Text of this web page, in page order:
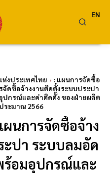
EN
งประเทศไทย
: แผนการจัดซื้อ
ดซื้อจ้างงานติดตั้งระบบประปา
ปกรณ์และค่าติดตั้ง ของฝ่ายผลิต
ระมาณ 2566
นการจัดซื้อจ้าง
ะปา ระบบลมอัด
ร้อมอุปกรณ์และ